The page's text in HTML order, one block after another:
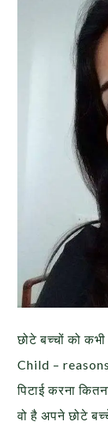
छोटे बच्चों को
Child –
पिटाई करना
वो है अपने छोटे